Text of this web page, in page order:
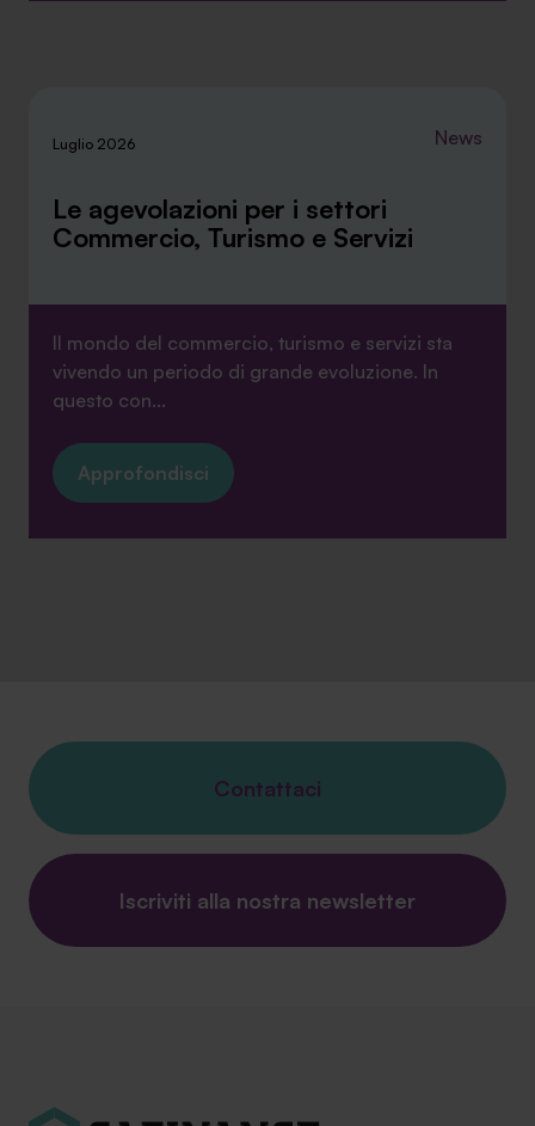
Luglio 2026 News
Le agevolazioni per i settori
Commercio, Turismo e Servizi
Il mondo del commercio, turismo e servizi sta
vivendo un periodo di grande evoluzione. In
questo con...
Approfondisci
Contattaci
Iscriviti alla nostra newsletter